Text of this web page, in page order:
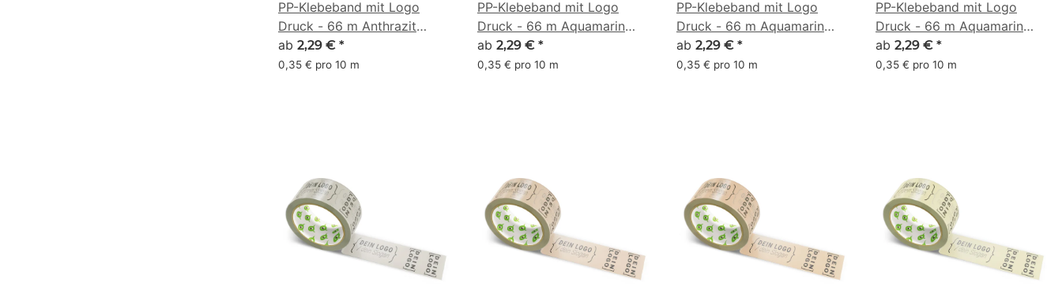
PP-Klebeband mit Logo
Druck - 66 m Anthrazit
#63666A
ab 2,29 € *
0,35 € pro 10 m
PP-Klebeband mit Logo
Druck - 66 m Aquamarin
#00B398
ab 2,29 € *
0,35 € pro 10 m
PP-Klebeband mit Logo
Druck - 66 m Aquamarin
#8CE2D0
ab 2,29 € *
0,35 € pro 10 m
PP-Klebeband mit Logo
Druck - 66 m Aquamarin
#91D6AC
ab 2,29 € *
0,35 € pro 10 m